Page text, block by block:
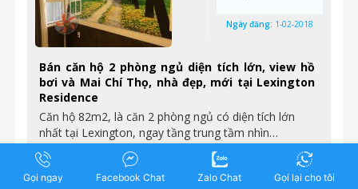
Bán căn hộ 2 phòng ngủ diện tích lớn, view hồ
bơi và Mai Chí Thọ, nhà đẹp, mới tại Lexington
Residence
Căn hộ 82m2, là căn 2 phòng ngủ có diện tích lớn
nhất tại Lexington, ngay tầng trung tầm nhìn…
Ngày đăng: 1-02-2018
3.7 Tỷ
Gọi ngay Facebook Chat Zalo Chat Gọi lại cho tôi